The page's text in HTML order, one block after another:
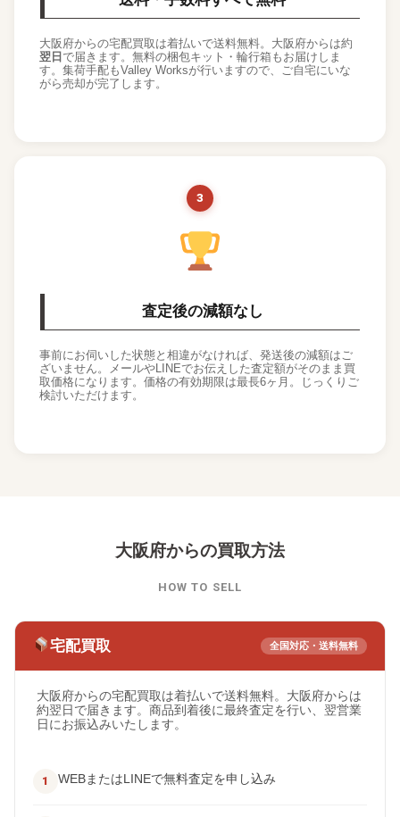
大阪府からの宅配買取は着払いで送料無料。大阪府からは約
翌日 で届きます。無料の梱包キット・輪行箱もお届けしま
す。集荷手配もValley Worksが行いますので、ご自宅にいな
がら売却が完了します。
3
査定後の減額なし
事前にお伺いした状態と相違がなければ、発送後の減額はご
ざいません。メールやLINEでお伝えした査定額がそのまま買
取価格になります。価格の有効期限は最長6ヶ月。じっくりご
検討いただけます。
大阪府からの買取方法
HOW TO SELL
宅配買取 全国対応・送料無料
大阪府からの宅配買取は着払いで送料無料。大阪府からは
約翌日で届きます。商品到着後に最終査定を行い、翌営業
日にお振込みいたします。
WEBまたはLINEで無料査定を申し込み